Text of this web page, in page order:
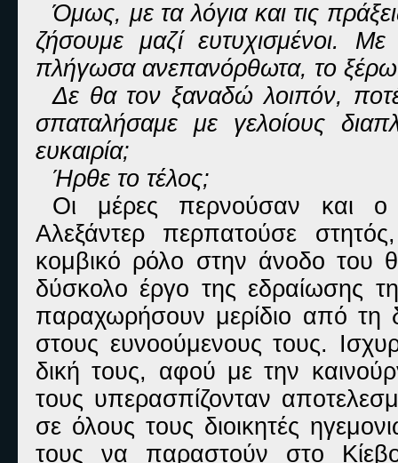
Όμως, με τα λόγια και τις
ζήσουμε μαζί ευτυχισμένοι.
πλήγωσα ανεπανόρθωτα, το
Δε θα τον ξαναδώ λοιπόν,
σπαταλήσαμε με γελοίους
ευκαιρία;
Ήρθε το τέλος;
Οι μέρες περνούσαν και ο
Αλεξάντερ περπατούσε
κομβικό ρόλο στην άνοδο του
δύσκολο έργο της εδραίωσης
παραχωρήσουν μερίδιο από τη
στους ευνοούμενους τους.
δική τους, αφού με την
τους υπερασπίζονταν
σε όλους τους διοικητές
τους να παραστούν στο